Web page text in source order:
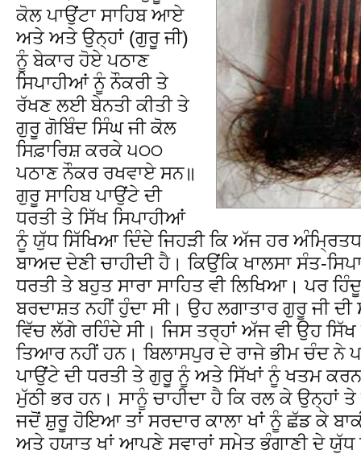
ਕੋਲ ਪਾਉਂਟਾ ਸਾਹਿਬ ਆਏ
ਅਤੇ ਅਤੇ ਉਨ੍ਹਾਂ (ਗੁਰੂ ਜੀ)
ਨੂੰ ਬੇਕਾਰ ਹੋਏ ਪਠਾਣ
ਸਿਪਾਹੀਆਂ ਨੂੰ ਨੌਕਰੀ ਤੇ
ਰੱਖਣ ਲਈ ਬੇਨਤੀ ਕੀਤੀ ਤੇ
ਗੁਰੂ ਗੋਬਿੰਦ ਸਿੰਘ ਜੀ ਕੋਲ
ਸਿਫ਼ਾਰਿਸ਼ ਕਰਕੇ ੫੦੦
ਪਠਾਣ ਨੌਕਰ ਰਖਵਾਏ ਸਨ॥
ਗੁਰੂ ਸਾਹਿਬ ਪਾਉਂਟੇ ਦੀ
ਧਰਤੀ ਤੇ ਸਿੱਖ ਸਿਪਾਹੀਆਂ
ਨੂੰ ਯੁੱਧ ਸਿੱਖਿਆ ਦਿੰਦੇ ਜਿਹੜੀ ਕਿ ਅੱਜ ਹਰ
ਬਾਅਦ ਦੇਣੀ ਚਾਹੀਦੀ ਹੈ। ਕਿਉਂਕਿ ਖਾਲਸਾ ਸੰਤ-
ਧਰਤੀ ਤੇ ਬਹੁਤ ਸਾਰਾ ਸਾਹਿਤ ਵੀ ਲਿਖਿਆ। ਪਰ
ਬਰਦਾਸ਼ਤ ਨਹੀਂ ਹੁੰਦਾ ਸੀ। ਉਹ ਲਗਾਤਾਰ ਗੁਰੂ ਜੀ
ਵਿੱਚ ਲੱਗੇ ਰਹਿੰਦੇ ਸੀ। ਜਿਸ ਤਰ੍ਹਾਂ ਅੱਜ ਵੀ ਉਹ
ਤਿਆਰ ਨਹੀਂ ਹਨ। ਬਿਲਾਸਪੁਰ ਦੇ ਰਾਜੇ ਭੀਮ ਚੰਦ ਨੇ
ਪਾਉਂਟੇ ਦੀ ਧਰਤੀ ਤੇ ਗੁਰੂ ਨੂੰ ਅਤੇ ਸਿੱਖਾਂ ਨੂੰ ਖਤਮ
ਮੁੱਠੀ ਭਰ ਹਨ। ਸਾਨੂੰ ਚਾਹੀਦਾ ਹੈ ਕਿ ਰਲ ਕੇ ਉਨ੍ਹਾਂ
ਜਦੋਂ ਸ਼ੁਰੂ ਹੋਇਆ ਤਾਂ ਸਰਦਾਰ ਕਾਲਾ ਖਾਂ ਨੂੰ ਛੱਡ ਕੇ
ਅਤੇ ਹਯਾਤ ਖਾਂ ਆਪਣੇ ਸਵਾਰਾਂ ਸਮੇਤ ਭੰਗਾਣੀ ਦੇ ਯੁੱਧ